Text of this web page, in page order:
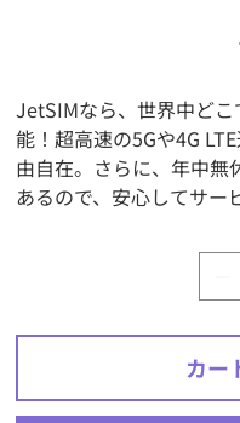
価
JetSIMなら、世界中ど
能！超高速の5Gや4G
由自在。さらに、年中無
あるので、安心してサー
カー